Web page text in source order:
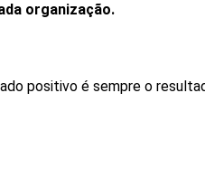
organização.
positivo é sempre o